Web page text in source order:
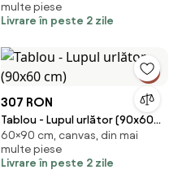
multe piese
Livrare în peste 2 zile
307 RON
Tablou - Lupul urlător (90x60
cm)
60×90 cm, canvas, din mai
multe piese
Livrare în peste 2 zile